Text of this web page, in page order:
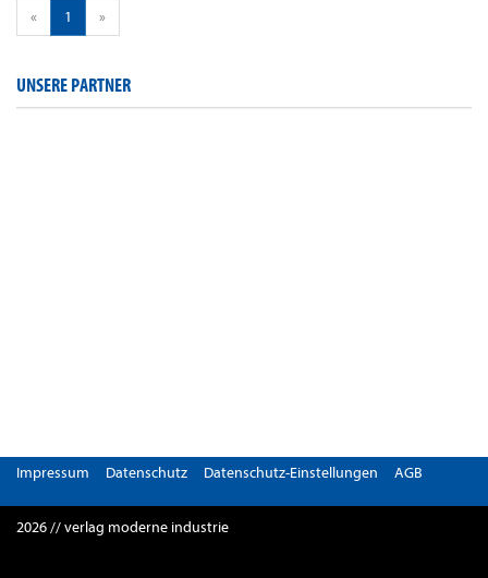
« 1 »
UNSERE PARTNER
Impressum Datenschutz Datenschutz-Einstellungen AGB
2026 // verlag moderne industrie